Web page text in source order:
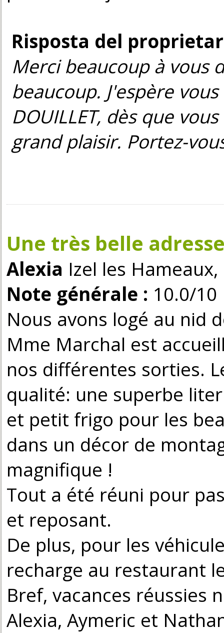
Risposta del
Merci beaucoup à vous
beaucoup. J'espère
DOUILLET, dès que
grand plaisir. Portez-
Une très belle
Alexia Izel les
Note générale : 10.0/10
Nous avons logé au nid
Mme Marchal est
nos différentes sorties.
qualité: une superbe
et petit frigo pour les
dans un décor de
magnifique !
Tout a été réuni pour
et reposant.
De plus, pour les
recharge au restaurant
Bref, vacances réussies
Alexia, Aymeric et